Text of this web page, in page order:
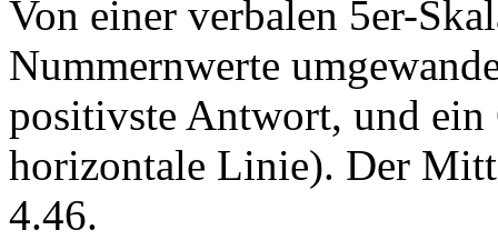
Von einer verbalen 5er-
Nummernwerte
positivste Antwort, und ein
horizontale Linie). Der
4.46.